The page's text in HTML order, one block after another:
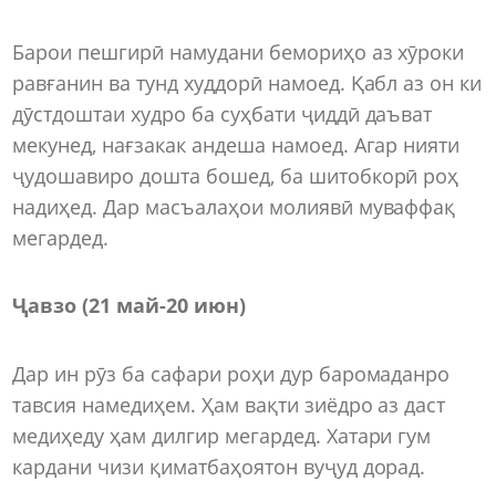
Барои пешгирӣ намудани бемориҳо аз хӯроки
равғанин ва тунд худдорӣ намоед. Қабл аз он ки
дӯстдоштаи худро ба суҳбати ҷиддӣ даъват
мекунед, нағзакак андеша намоед. Агар нияти
ҷудошавиро дошта бошед, ба шитобкорӣ роҳ
надиҳед. Дар масъалаҳои молиявӣ муваффақ
мегардед.
Ҷавзо (21 май-20 июн)
Дар ин рӯз ба сафари роҳи дур баромаданро
тавсия намедиҳем. Ҳам вақти зиёдро аз даст
медиҳеду ҳам дилгир мегардед. Хатари гум
кардани чизи қиматбаҳоятон вуҷуд дорад.